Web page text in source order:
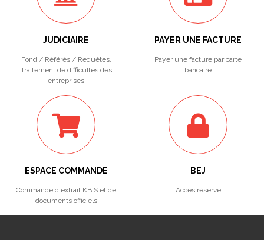
JUDICIAIRE
Fond / Référés / Requêtes.
Traitement de difficultés des
entreprises
PAYER UNE FACTURE
Payer une facture par carte
bancaire
ESPACE COMMANDE
Commande d'extrait KBiS et de
documents officiels
BEJ
Accès réservé